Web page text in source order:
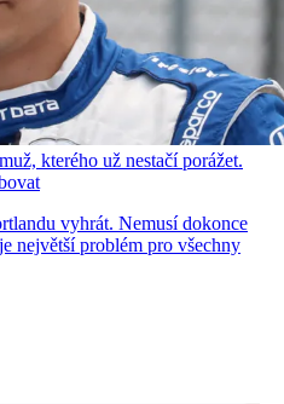
kterého už nestačí porážet.
vyhrát. Nemusí dokonce
největší problém pro všechny